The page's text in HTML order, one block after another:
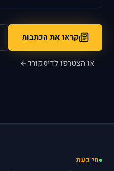
קראו את הכתבות
או הצטרפו לדיסקורד
חי כעת